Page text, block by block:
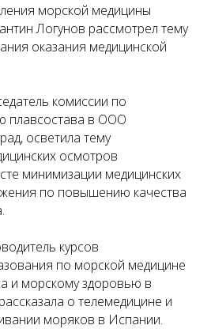
морской медицины
Логунов рассмотрел тему
оказания медицинской
комиссии по
плавсостава в ООО
осветила тему
осмотров
минимизации медицинских
по повышению качества
курсов
по морской медицине
и морскому здоровью в
о телемедицине и
моряков в Испании.